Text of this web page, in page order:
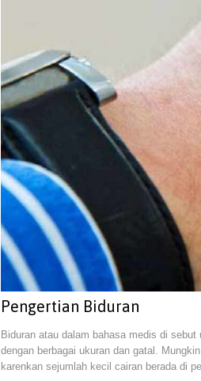
Pengertian Biduran
Biduran atau dalam bahasa medis di
dengan berbagai ukuran dan gatal.
karenkan sejumlah kecil cairan berada di